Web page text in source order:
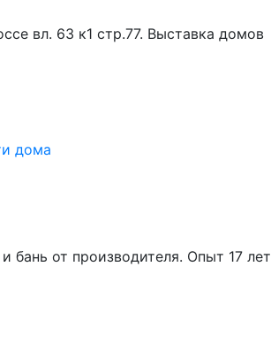
вл. 63 к1 стр.77. Выставка домов
дома
бань от производителя. Опыт 17 лет